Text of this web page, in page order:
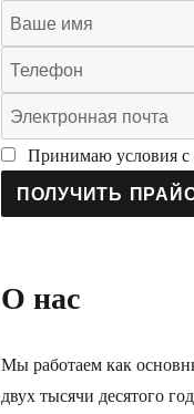
Принимаю условия с
ПОЛУЧИТЬ
О нас
Мы работаем как
двух тысячи десятого